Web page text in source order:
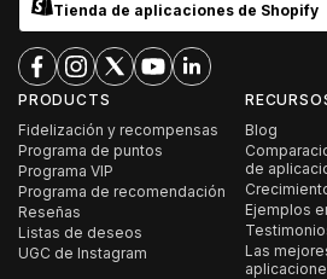
Tienda de aplicaciones de Shopify
PRODUCTS
Fidelización y recompensas
Programa de puntos
Programa VIP
Programa de recomendación
Reseñas
Listas de deseos
UGC de Instagram
Blog
de
Ejemplos
Las